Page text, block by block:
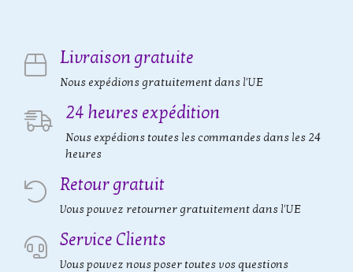
Livraison gratuite
Nous expédions gratuitement dans l'UE
24 heures expédition
Nous expédions toutes les commandes dans les 24
heures
Retour gratuit
Vous pouvez retourner gratuitement dans l'UE
Service Clients
Vous pouvez nous poser toutes vos questions